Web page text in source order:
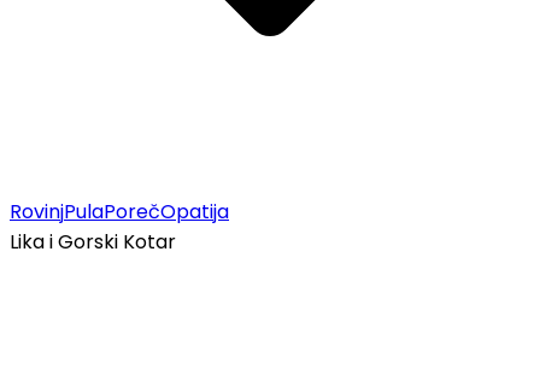
RovinjPulaPorečOpatija
Lika i Gorski Kotar